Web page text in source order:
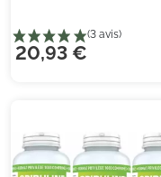
(1 avis)
20,93 €